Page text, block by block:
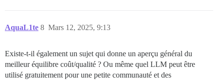
AquaL1te Mars 12, 2025, 9:13
8
Existe-t-il également un sujet qui donne un aperçu général du
meilleur équilibre coût/qualité ? Ou même quel LLM peut être
utilisé gratuitement pour une petite communauté et des